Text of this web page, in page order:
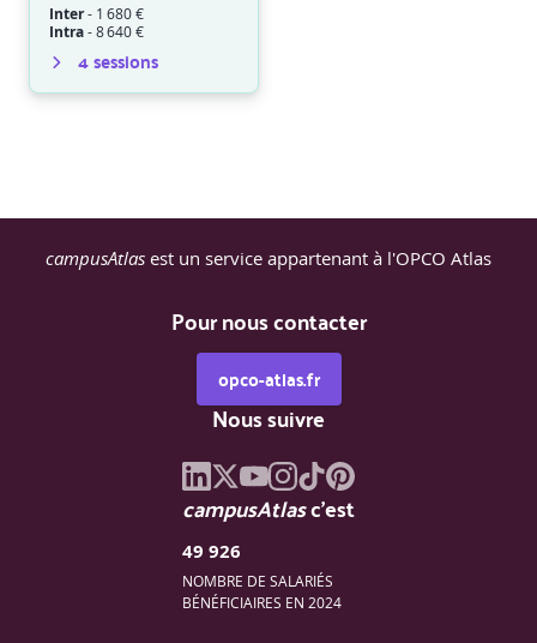
Inter- 1 680 €
Intra-8 640 €
4sessions
campusAtlas est un service appartenant à l'OPCO Atlas
Pour nous contacter
opco-atlas.fr
Nous suivre
campusAtlasc'est
49 926
NOMBRE DE SALARIÉS
BÉNÉFICIAIRES EN 2024